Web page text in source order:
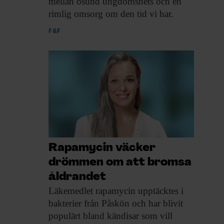
rimlig omsorg om den tid vi har.
F&F
Rapamycin väcker
drömmen om att bromsa
åldrandet
Läkemedlet rapamycin upptäcktes i
bakterier från Påskön och har blivit
populärt bland kändisar som vill